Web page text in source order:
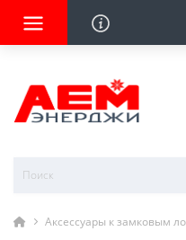
Аксессуары к замковым